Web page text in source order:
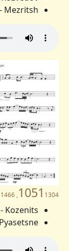
Mezritsh - מעזריטש
10511304, 1466
Kozenits - קאזעניץ
Pyasetsne - פיאסעצנע